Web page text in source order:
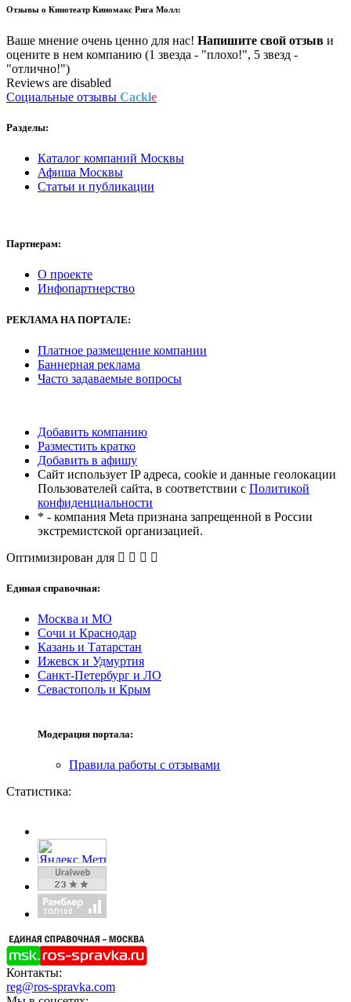
Отзывы о Кинотеатр Киномакс Рига Молл:
Ваше мнение очень ценно для нас! Напишите свой отзыв и
оцените в нем компанию (1 звезда - "плохо!", 5 звезд -
"отлично!")
Reviews are disabled
Социальные отзывы Cackle
Разделы:
Каталог компаний Москвы
Афиша Москвы
Статьи и публикации
Партнерам:
О проекте
Инфопартнерство
РЕКЛАМА НА ПОРТАЛЕ:
Платное размещение компании
Баннерная реклама
Часто задаваемые вопросы
Добавить компанию
Разместить кратко
Добавить в афишу
Сайт использует IP адреса, cookie и данные геолокации
Пользователей сайта, в соответствии с Политикой
конфиденциальности
* - компания Meta признана запрещенной в России
экстремистской организацией.
Оптимизирован для
Единая справочная:
Москва и МО
Сочи и Краснодар
Казань и Татарстан
Ижевск и Удмуртия
Санкт-Петербург и ЛО
Севастополь и Крым
Модерация портала:
Правила работы с отзывами
Статистика:
Контакты:
reg@ros-spravka.com